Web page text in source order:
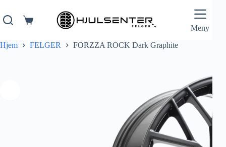
innholdetHandlekurv Meny
Hjem FELGER FORZZA ROCK Dark Graphite